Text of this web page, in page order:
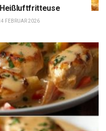
FEBRUAR 2026